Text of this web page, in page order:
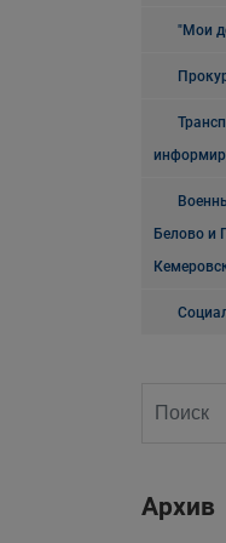
"Мои
Белово и
Архив